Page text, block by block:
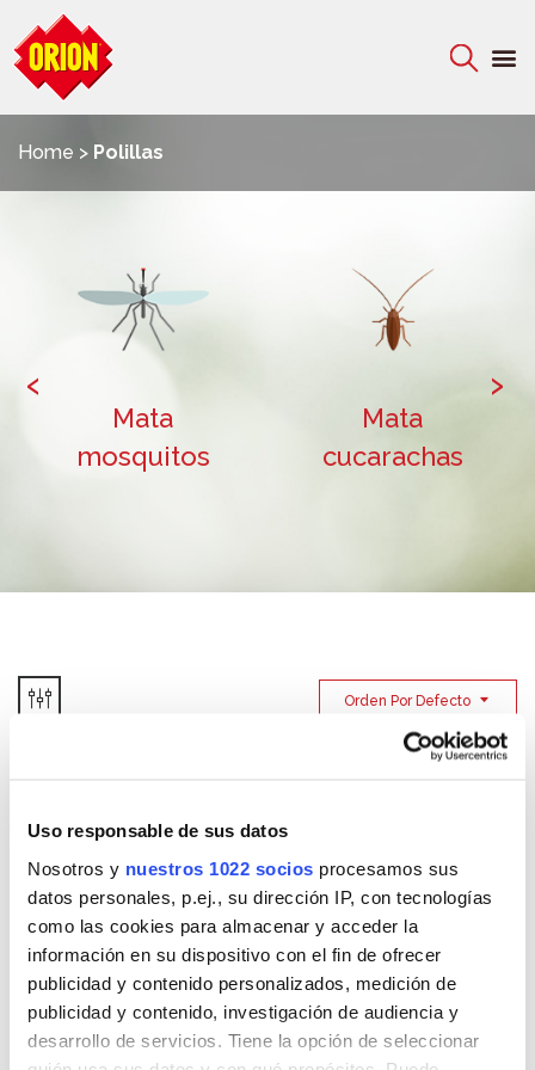
Uso responsable de sus datos
Nosotros y nuestros 1022 socios procesamos sus
datos personales, p.ej., su dirección IP, con tecnologías
como las cookies para almacenar y acceder la
información en su dispositivo con el fin de ofrecer
publicidad y contenido personalizados, medición de
publicidad y contenido, investigación de audiencia y
desarrollo de servicios. Tiene la opción de seleccionar
Home > Polillas
Mata
mosquitos
Mata
cucarachas
‹ ›
Orden Por Defecto
Bolsas Protección
antipolillas y antiácaros
Pinza Atrapaolor
antipolillas y antiácaros
Pinzas Fragance
antipolillas y antiácaros
para armarios
Pinzas Protección
antipolillas y antiácaros